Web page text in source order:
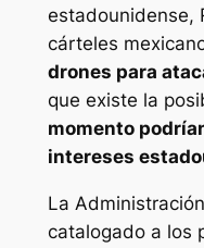
estadounidense,
cárteles
drones para
que existe la
momento
intereses
La
catalogado a los